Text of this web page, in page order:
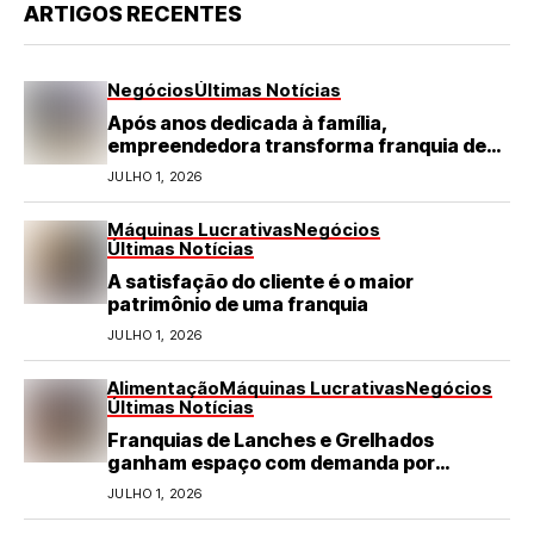
ARTIGOS RECENTES
NegóciosÚltimas Notícias
Após anos dedicada à família,
empreendedora transforma franquia de
turismo em negócio de destaque no RN
JULHO 1, 2026
Máquinas LucrativasNegócios
Últimas Notícias
A satisfação do cliente é o maior
patrimônio de uma franquia
JULHO 1, 2026
AlimentaçãoMáquinas LucrativasNegócios
Últimas Notícias
Franquias de Lanches e Grelhados
ganham espaço com demanda por
refeições rápidas e de qualidade
JULHO 1, 2026